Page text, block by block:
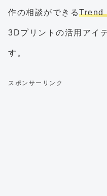
作の相談ができるTrend
3Dプリントの活用アイ
す。
スポンサーリンク